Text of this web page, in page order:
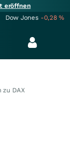
eröffnen
Dow Jones -0,28%
zu DAX